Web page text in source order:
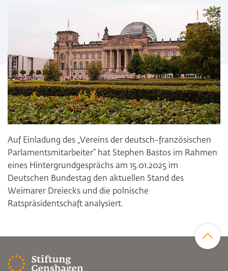
Auf Einladung des „Vereins der deutsch-französischen
Parlamentsmitarbeiter“ hat Stephen Bastos im Rahmen
eines Hintergrundgesprächs am 15.01.2025 im
Deutschen Bundestag den aktuellen Stand des
Weimarer Dreiecks und die polnische
Ratspräsidentschaft analysiert.